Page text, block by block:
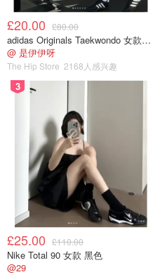
£20.00 £80.00
adidas Originals Taekwondo 女款黑色运动鞋
@ 是伊伊呀
The Hip Store 2168人感兴趣
3
£25.00 £110.00
Nike Total 90 女款 黑色
@29